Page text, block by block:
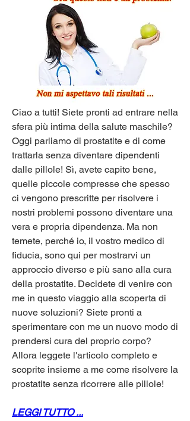
Ciao a tutti! Siete pronti ad entrare nella
sfera più intima della salute maschile?
Oggi parliamo di prostatite e di come
trattarla senza diventare dipendenti
dalle pillole! Sì, avete capito bene,
quelle piccole compresse che spesso
ci vengono prescritte per risolvere i
nostri problemi possono diventare una
vera e propria dipendenza. Ma non
temete, perché io, il vostro medico di
fiducia, sono qui per mostrarvi un
approccio diverso e più sano alla cura
della prostatite. Decidete di venire con
me in questo viaggio alla scoperta di
nuove soluzioni? Siete pronti a
sperimentare con me un nuovo modo di
prendersi cura del proprio corpo?
Allora leggete l'articolo completo e
scoprite insieme a me come risolvere la
prostatite senza ricorrere alle pillole!
LEGGI TUTTO ...